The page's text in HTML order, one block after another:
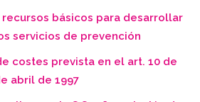
básicos para desarrollar
servicios de prevención
costes prevista en el art. 10 de
abril de 1997